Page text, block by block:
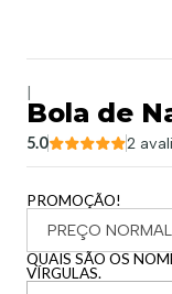
Bola de
5.0 2
PROMOÇÃO!
PREÇO NORMAL
QUAIS SÃO OS
VÍRGULAS.